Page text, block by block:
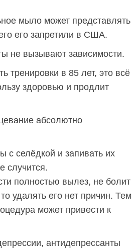
мыло может представлять
его запретили в США.
не вызывают зависимости.
тренировки в 85 лет, это всё
здоровью и продлит
абсолютно
с селёдкой и запивать их
случится.
полностью вылез, не болит
удалять его нет причин. Тем
может привести к
антидепрессанты